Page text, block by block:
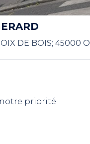
DE BOIS; 45000
priorité